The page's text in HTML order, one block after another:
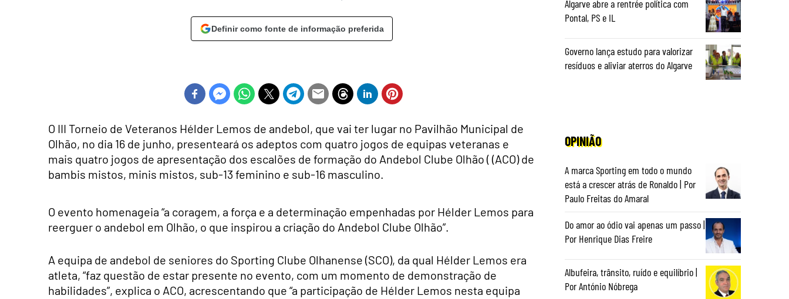
Definir como fonte de informação preferida
O III Torneio de Veteranos Hélder Lemos de andebol, que vai ter lugar no Pavilhão Municipal de
Olhão, no dia 16 de junho, presenteará os adeptos com quatro jogos de equipas veteranas e
mais quatro jogos de apresentação dos escalões de formação do Andebol Clube Olhão ( (ACO) de
bambis mistos, minis mistos, sub-13 feminino e sub-16 masculino.
O evento homenageia “a coragem, a força e a determinação empenhadas por Hélder Lemos para
reerguer o andebol em Olhão, o que inspirou a criação do Andebol Clube Olhão”.
A equipa de andebol de seniores do Sporting Clube Olhanense (SCO), da qual Hélder Lemos era
atleta, “faz questão de estar presente no evento, com um momento de demonstração de
habilidades”, explica o ACO, acrescentando que “a participação de Hélder Lemos nesta equipa
Algarve abre a rentrée política com
Pontal, PS e IL
Governo lança estudo para valorizar
resíduos e aliviar aterros do Algarve
OPINIÃO
A marca Sporting em todo o mundo
está a crescer atrás de Ronaldo | Por
Paulo Freitas do Amaral
Do amor ao ódio vai apenas um passo |
Por Henrique Dias Freire
Albufeira, trânsito, ruído e equilíbrio |
Por António Nóbrega